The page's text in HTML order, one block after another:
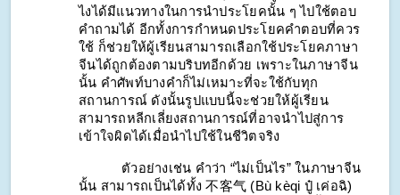
ไงได้มีแนวทางในการนำประโยคนั้น ๆ ไปใช้ตอบ
คำถามได้ อีกทั้งการกำหนดประโยคคำตอบที่ควร
ใช้ ก็ช่วยให้ผู้เรียนสามารถเลือกใช้ประโยคภาษา
จีนได้ถูกต้องตามบริบทอีกด้วย เพราะในภาษาจีน
นั้น คำศัพท์บางคำก็ไม่เหมาะที่จะใช้กับทุก
สถานการณ์ ดังนั้นรูปแบบนี้จะช่วยให้ผู้เรียน
สามารถหลีกเลี่ยงสถานการณ์ที่อาจนำไปสู่การ
เข้าใจผิดได้เมื่อนำไปใช้ในชีวิตจริง
ตัวอย่างเช่น คำว่า “ไม่เป็นไร” ในภาษาจีน
นั้น สามารถเป็นได้ทั้ง 不客气 (Bù kèqi ปู๋ เค่อฉิ)